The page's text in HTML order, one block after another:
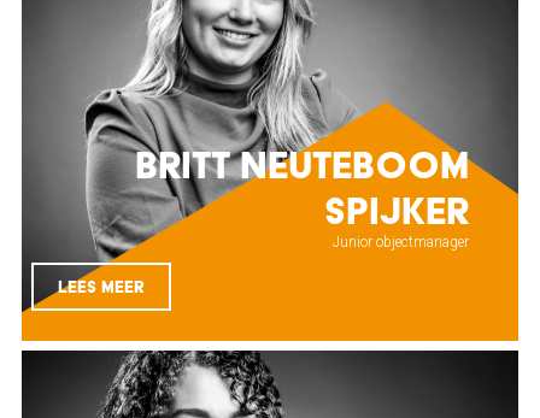
Britt Neuteboom
Spijker
Junior objectmanager
LEES MEER